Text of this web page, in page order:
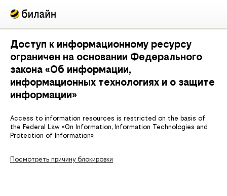
Доступ к информационному ресурсу
ограничен на основании Федерального
закона «Об информации,
информационных технологиях и о защите
информации»
Access to information resources is restricted on the basis of
the Federal Law «On Information, Information Technologies and
Protection of Information».
Посмотреть причину блокировки